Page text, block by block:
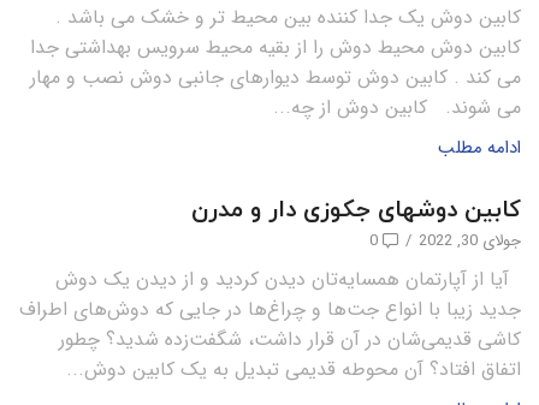
کابین دوش یک جدا کننده بین محیط تر و خشک می باشد .
کابین دوش محیط دوش را از بقیه محیط سرویس بهداشتی جدا
می کند . کابین دوش توسط دیوارهای جانبی دوش نصب و مهار
می شوند. کابین دوش از چه...
ادامه مطلب
کابین دوشهای جکوزی دار و مدرن
جولای 30, 2022 /
0
آیا از آپارتمان همسایه‌تان دیدن کردید و از دیدن یک دوش
جدید زیبا با انواع جت‌ها و چراغ‌ها در جایی که دوش‌های اطراف
کاشی قدیمی‌شان در آن قرار داشت، شگفت‌زده شدید؟ چطور
اتفاق افتاد؟ آن محوطه قدیمی تبدیل به یک کابین دوش...